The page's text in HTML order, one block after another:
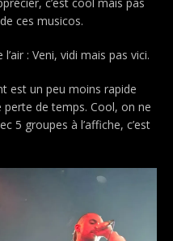
ces musicos.
: Veni, vidi mais pas vici.
est un peu moins rapide
perte de temps. Cool, on ne
5 groupes à l’affiche, c’est